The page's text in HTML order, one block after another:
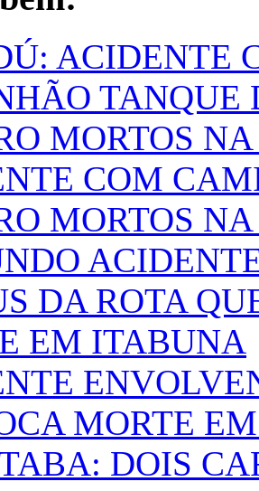
COM
MORTOS
MORTE